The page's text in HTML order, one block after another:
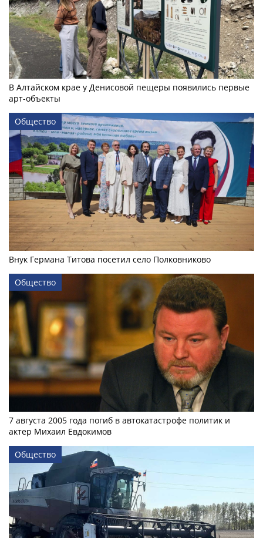
В Алтайском крае у Денисовой пещеры появились первые
арт-объекты
Общество
Внук Германа Титова посетил село Полковниково
Общество
7 августа 2005 года погиб в автокатастрофе политик и
актер Михаил Евдокимов
Общество